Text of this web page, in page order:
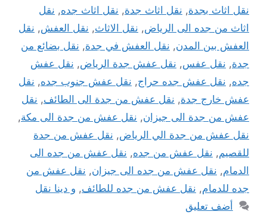
نقل اثاث بجدة, نقل اثاث جدة, نقل اثاث جده, نقل
اثاث من جده الى الرياض, نقل الاثاث, نقل العفش, نقل
العفش بين المدن, نقل العفش في جدة, نقل بضائع من
جدة, نقل عفس, نقل عفش جدة الرياض, نقل عفش
جده, نقل عفش جده حراج, نقل عفش جنوب جده, نقل
عفش خارج جدة, نقل عفش من جدة الى الطائف, نقل
عفش من جدة الى جيزان, نقل عفش من جدة الى مكة,
نقل عفش من جدة الي الرياض, نقل عفش من جدة
للقصيم, نقل عفش من جده, نقل عفش من جده الى
الدمام, نقل عفش من جده الى جيزان, نقل عفش من
جده للدمام, نقل عفش من جده للطائف, و دينا نقل
أضف تعليق